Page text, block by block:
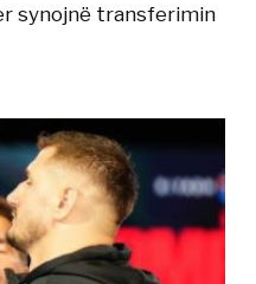
synojnë transferimin